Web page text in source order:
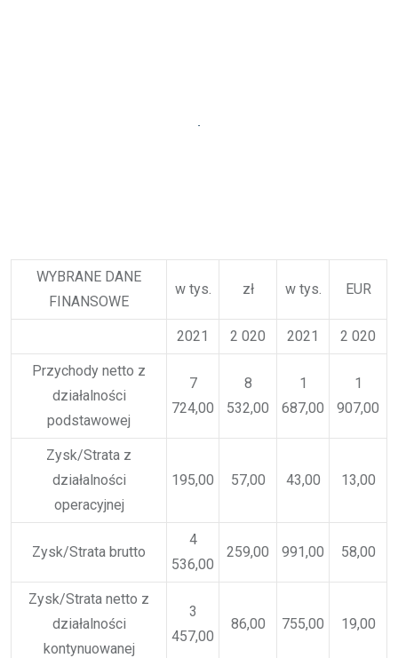
WYBRANE DANE
FINANSOWE
w tys. zł w tys. EUR
2021 2 020 2021 2 020
Przychody netto z
działalności
podstawowej
7
724,00
8
532,00
1
687,00
1
907,00
Zysk/Strata z
działalności
operacyjnej
195,00 57,00 43,00 13,00
Zysk/Strata brutto
4
536,00
259,00 991,00 58,00
Zysk/Strata netto z
działalności
kontynuowanej
3
457,00
86,00 755,00 19,00